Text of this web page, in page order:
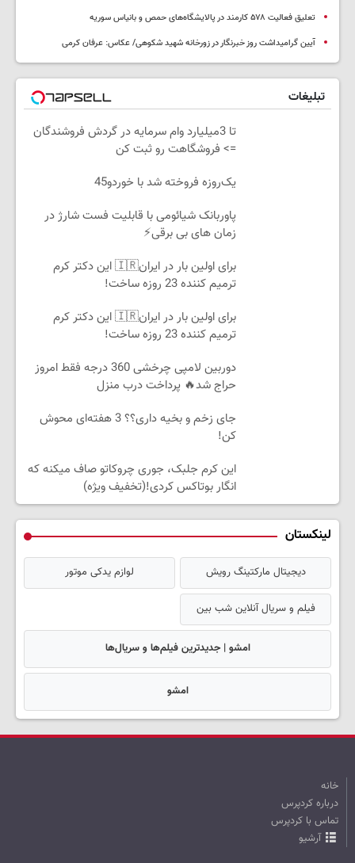
تعلیق فعالیت ۵۷۸ کارمند در پالایشگاه‌های حمص و بانیاس سوریه
آیین گرامیداشت روز خبرنگار در زورخانه شهید شکوهی/ عکاس: عرفان کرمی
تبلیغات
تا 3میلیارد وام سرمایه در گردش فروشندگان
=> فروشگاهت رو ثبت کن
یک‌روزه فروخته شد با خوردو45
پاوربانک شیائومی با قابلیت فست شارژ در
زمان های بی برقی⚡
برای اولین بار در ایران🇮🇷 این دکتر کرم
ترمیم کننده 23 روزه ساخت!
برای اولین بار در ایران🇮🇷 این دکتر کرم
ترمیم کننده 23 روزه ساخت!
دوربین لامپی چرخشی 360 درجه فقط امروز
حراج شد🔥 پرداخت درب منزل
جای زخم و بخیه داری؟؟ 3 هفته‌ای محوش
کن!
این کرم جلبک، جوری چروکاتو صاف میکنه که
انگار بوتاکس کردی!(تخفیف ویژه)
لینکستان
دیجیتال مارکتینگ رویش لوازم یدکی موتور
فیلم و سریال آنلاین شب بین
امشو | جدیدترین فیلم‌ها و سریال‌ها
امشو
خانه
درباره کردپرس
تماس با کردپرس
آرشیو